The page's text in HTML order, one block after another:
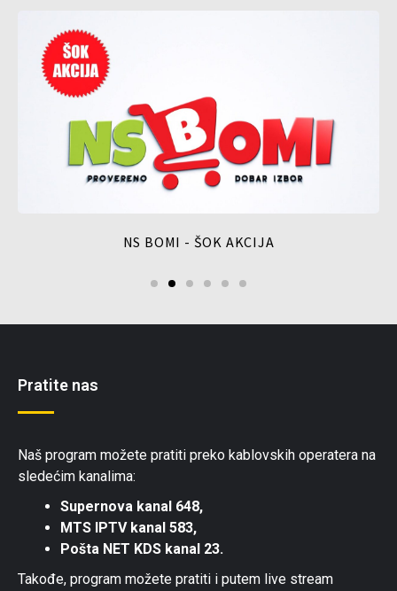
NS BOMI - ŠOK AKCIJA
Pratite nas
Naš program možete pratiti preko kablovskih operatera na
sledećim kanalima:
Supernova kanal 648,
MTS IPTV kanal 583,
Pošta NET KDS kanal 23.
Takođe, program možete pratiti i putem live stream